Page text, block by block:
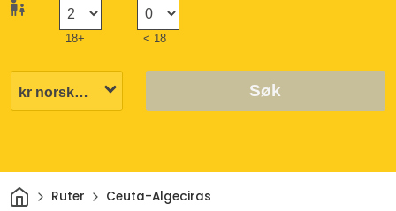
18+ < 18
Søk
HjemRuter Ceuta-Algeciras